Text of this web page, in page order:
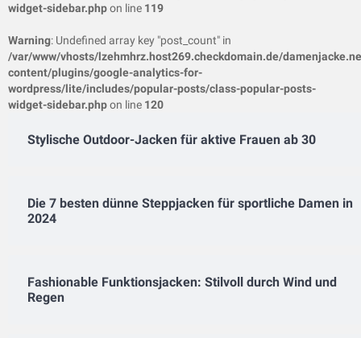
widget-sidebar.phpon line 119
Warning: Undefined array key "post_count" in
/var/www/vhosts/lzehmhrz.host269.checkdomain.de/
content/plugins/google-analytics-for-
wordpress/lite/includes/popular-posts/class-popular-posts-
widget-sidebar.phpon line 120
Stylische Outdoor-Jacken für aktive Frauen ab 30
Die 7 besten dünne Steppjacken für sportliche Damen in
2024
Fashionable Funktionsjacken: Stilvoll durch Wind und
Regen